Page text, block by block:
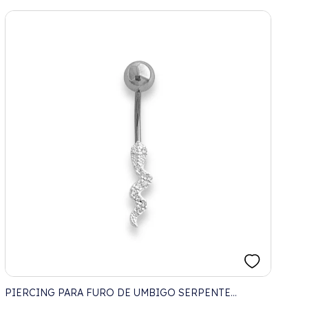
PIERCING PARA FURO DE UMBIGO SERPENTE